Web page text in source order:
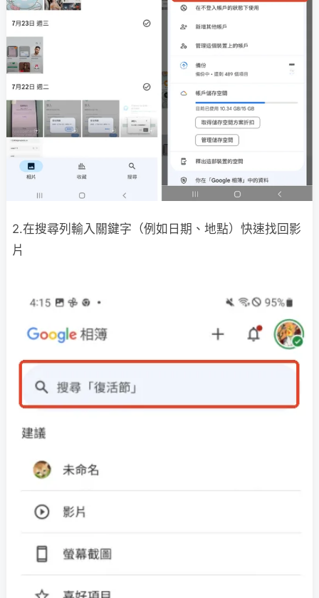
2.在搜尋列輸入關鍵字（例如日期、地點）快速找回影
片